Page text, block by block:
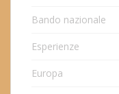
Bando nazionale
Esperienze
Europa